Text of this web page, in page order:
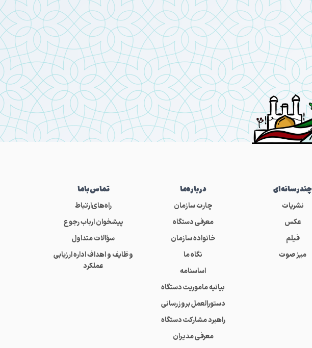
چندرسانه‌ای
نشریات
عکس
فیلم
میز صوت
درباره‌ما
چارت سازمان
معرفی دستگاه
خانواده سازمان
نگاه ما
اساسنامه
بیانیه ماموریت دستگاه
دستورالعمل بروزرسانی
راهبرد مشارکت دستگاه
معرفی مدیران
تماس‌باما
راه‌های‌ارتباط
پیشخوان ارباب رجوع
سؤالات متداول
وظایف و اهداف اداره ارزیابی
عملکرد